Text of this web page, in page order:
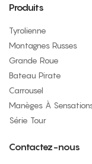
Produits
Tyrolienne
Montagnes Russes
Grande Roue
Bateau Pirate
Carrousel
Manèges À
Série Tour
Contactez-nous